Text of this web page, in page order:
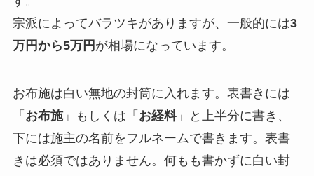
宗派によってバラツキがありますが、一般的には3
万円から5万円 が相場になっています。
お布施は白い無地の封筒に入れます。表書きには
「 お布施」もしくは「 お経料」と上半分に書き、
下には施主の名前をフルネームで書きます。表書
きは必須ではありません。何もも書かずに白い封